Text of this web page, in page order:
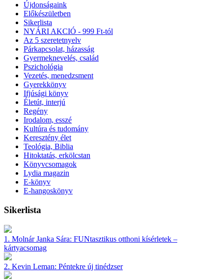
Újdonságaink
Előkészületben
Sikerlista
NYÁRI AKCIÓ - 999 Ft-tól
Az 5 szeretetnyelv
Párkapcsolat, házasság
Gyermeknevelés, család
Pszichológia
Vezetés, menedzsment
Gyerekkönyv
Ifjúsági könyv
Életút, interjú
Regény
Irodalom, esszé
Kultúra és tudomány
Keresztény élet
Teológia, Biblia
Hitoktatás, erkölcstan
Könyvcsomagok
Lydia magazin
E-könyv
E-hangoskönyv
Sikerlista
1. Molnár Janka Sára: FUNtasztikus otthoni kísérletek –
kártyacsomag
2. Kevin Leman: Péntekre új tinédzser